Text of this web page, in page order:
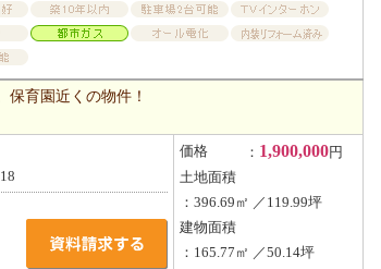
保育園近くの物件！
価格 ： 1,900,000円
土地面積
：396.69㎡ ／119.99坪
建物面積
：165.77㎡ ／50.14坪